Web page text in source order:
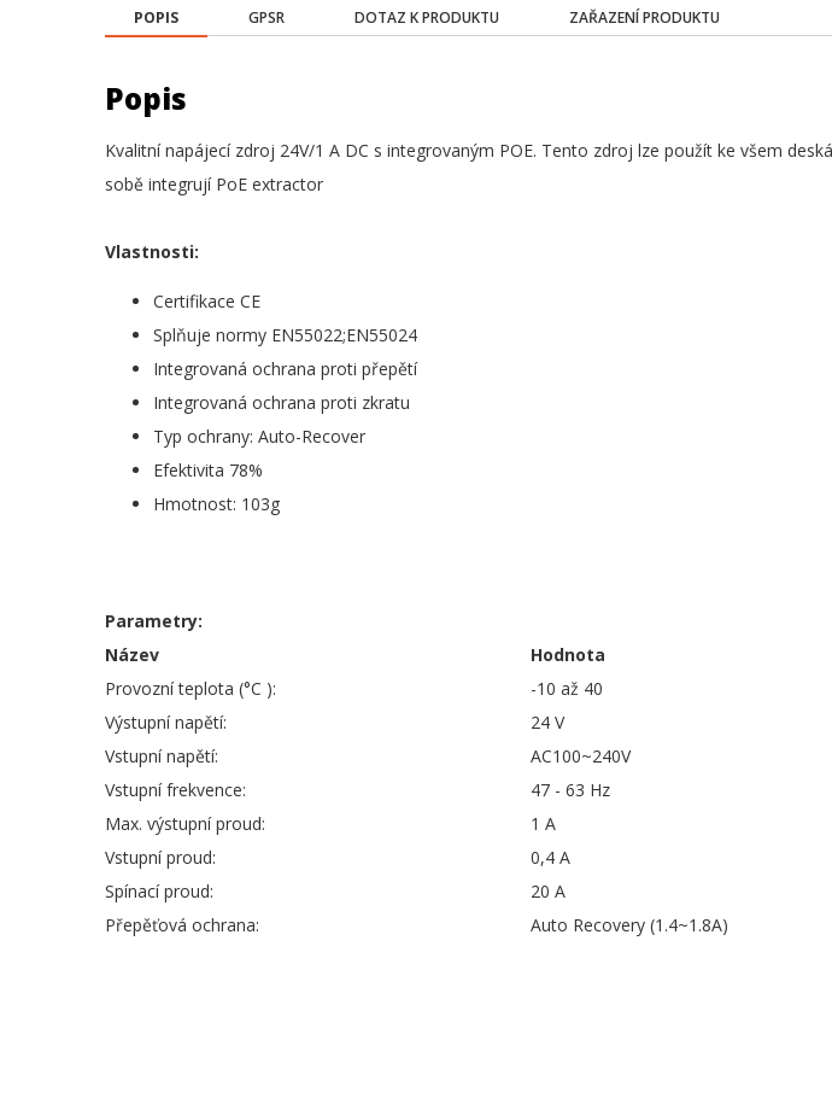
POPIS GPSR DOTAZ K PRODUKTU ZAŘAZENÍ PRODUKTU
Popis
Kvalitní napájecí zdroj 24V/1 A DC s integrovaným POE. Tento zdroj lze použít ke všem
sobě integrují PoE extractor
Vlastnosti:
Certifikace CE
Splňuje normy EN55022;EN55024
Integrovaná ochrana proti přepětí
Integrovaná ochrana proti zkratu
Typ ochrany: Auto-Recover
Efektivita 78%
Hmotnost: 103g
Parametry:
Název
Hodnota
Provozní teplota (°C ):
-10 až 40
Výstupní napětí:
24 V
Vstupní napětí:
AC100~240V
Vstupní frekvence:
47 - 63 Hz
Max. výstupní proud:
1 A
Vstupní proud:
0,4 A
Spínací proud:
20 A
Přepěťová ochrana:
Auto Recovery (1.4~1.8A)